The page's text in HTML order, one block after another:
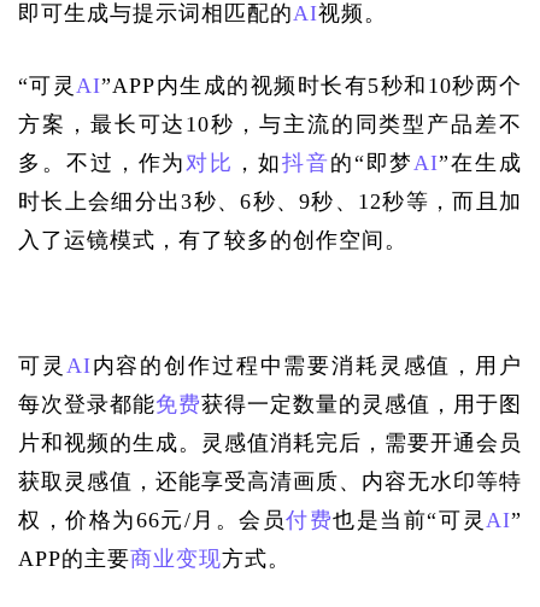
即可生成与提示词相匹配的AI视频。
“可灵AI”APP内生成的视频时长有5秒和10秒两个
方案，最长可达10秒，与主流的同类型产品差不
多。不过，作为对比 ，如抖音的“即梦AI”在生成
时长上会细分出3秒、6秒、9秒、12秒等，而且加
入了运镜模式，有了较多的创作空间。
可灵 AI内容的创作过程中需要消耗灵感值，用户
每次登录都能免费获得一定数量的灵感值，用于图
片和视频的生成。灵感值消耗完后，需要开通会员
获取灵感值，还能享受高清画质、内容无水印等特
权，价格为66元/月。会员付费也是当前“可灵AI”
APP的主要商业变现方式。